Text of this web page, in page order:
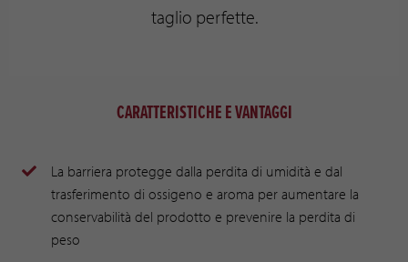
taglio perfette.
CARATTERISTICHE E VANTAGGI
La barriera protegge dalla perdita di umidità e dal
trasferimento di ossigeno e aroma per aumentare la
conservabilità del prodotto e prevenire la perdita di
peso